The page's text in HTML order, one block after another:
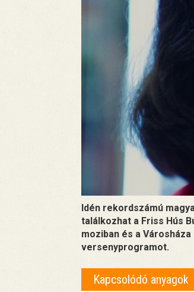
Idén rekordszámú
találkozhat a Friss Hús
moziban és a
versenyprogramot.
Kapcsolódó anyagok